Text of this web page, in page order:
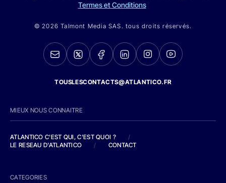
Termes et Conditions
© 2026 Talmont Media SAS. tous droits réservés.
TOUSLESCONTACTS@ATLANTICO.FR
MIEUX NOUS CONNAITRE
ATLANTICO C'EST QUI, C'EST QUOI ?
/
LE RESEAU D'ATLANTICO
/ CONTACT
CATEGORIES